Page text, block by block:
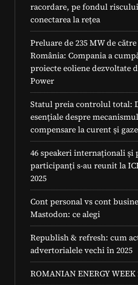
racordare, pe fondul
conectarea la rețea
Preluare de 235 MW de către
România: Compania a
proiecte eoliene dezvoltate
Power
Statul preia controlul total:
esențiale despre
compensare la curent și gaze
46 speakeri internaționali și
participanți s-au reunit la
2025
Cont personal vs cont
Mastodon: ce alegi
Republish & refresh: cum
advertorialele vechi în 2025
ROMANIAN ENERGY WEEK